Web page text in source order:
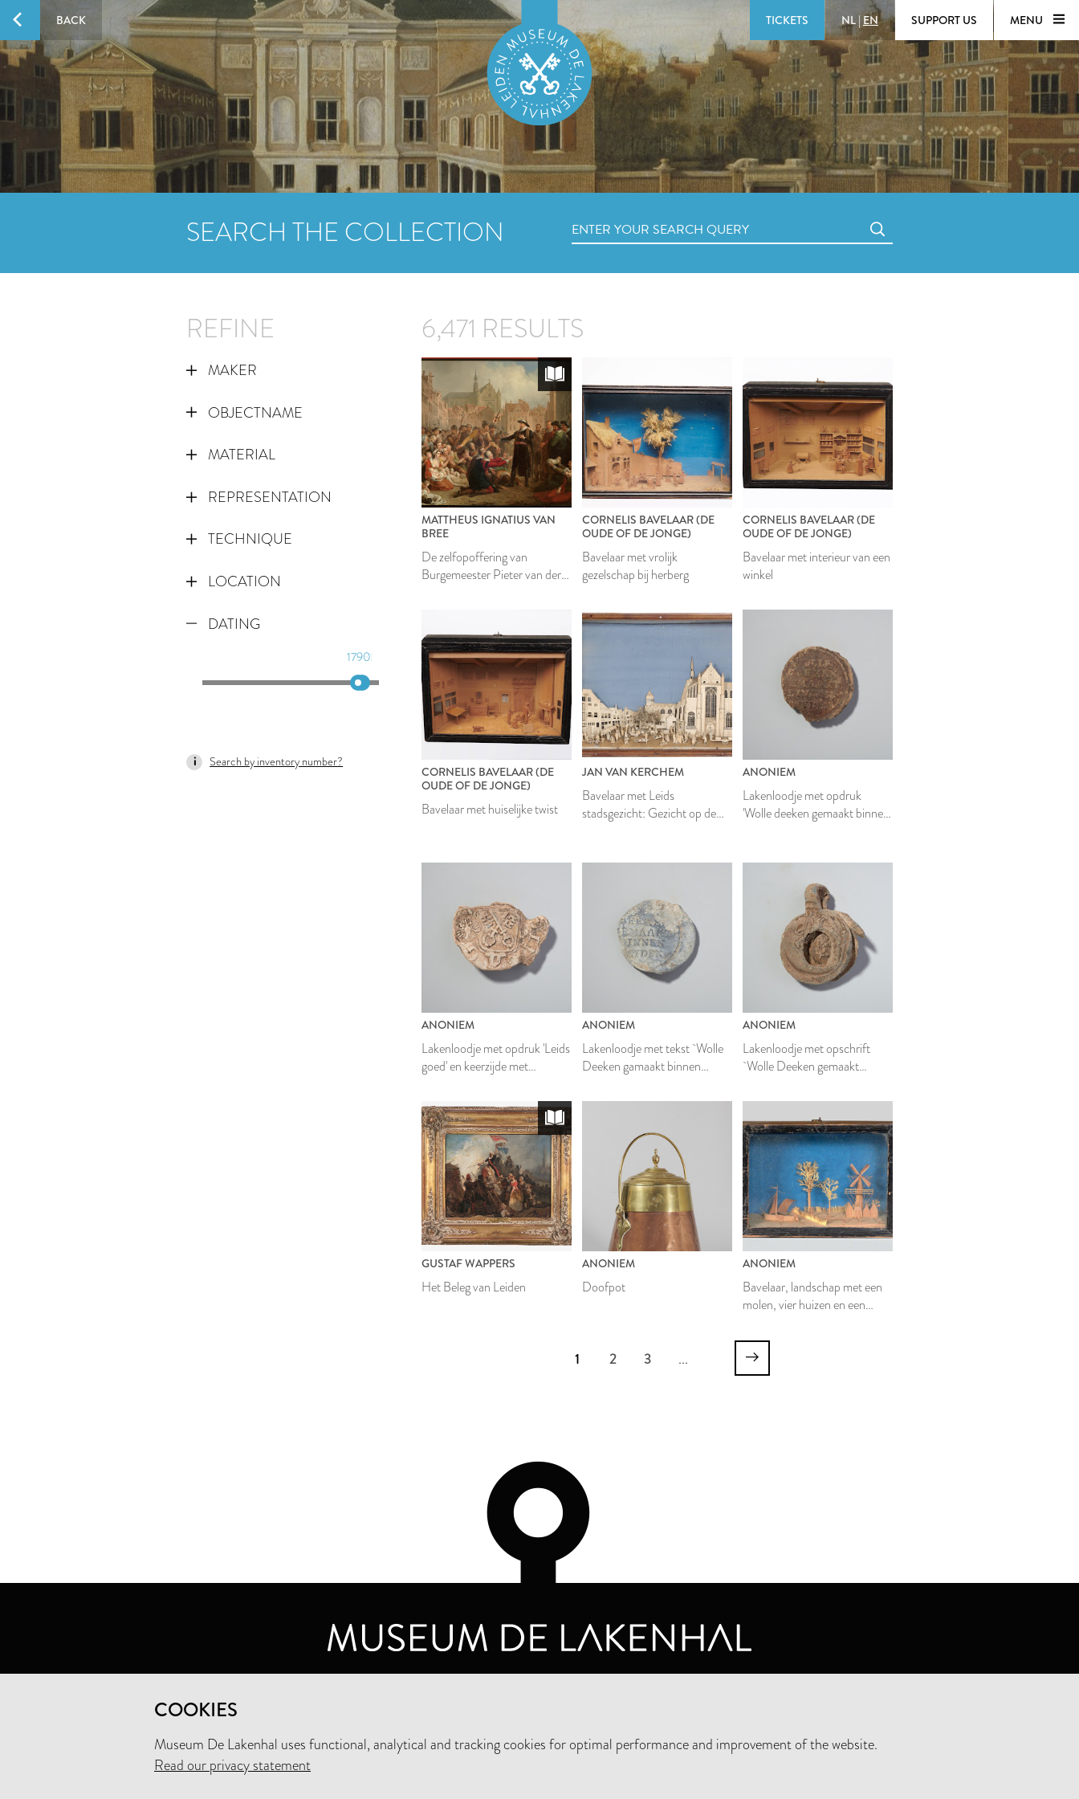
BACK TICKETS NL | EN SUPPORT US MENU
SEARCH THE COLLECTION
REFINE
MAKER
OBJECTNAME
MATERIAL
REPRESENTATION
TECHNIQUE
LOCATION
DATING
1790
1831
Search by inventory number?
6,471 RESULTS
MATTHEUS IGNATIUS VAN
BREE
De zelfopoffering van
Burgemeester Pieter van der
CORNELIS BAVELAAR (DE
OUDE OF DE JONGE)
Bavelaar met vrolijk
gezelschap bij herberg
CORNELIS BAVELAAR (DE
OUDE OF DE JONGE)
Bavelaar met interieur van een
winkel
CORNELIS BAVELAAR (DE
OUDE OF DE JONGE)
Bavelaar met huiselijke twist
JAN VAN KERCHEM
Bavelaar met Leids
stadsgezicht: Gezicht op de
ANONIEM
Lakenloodje met opdruk
'Wolle deeken gemaakt binnen
ANONIEM
Lakenloodje met opdruk 'Leids
goed' en keerzijde met
ANONIEM
Lakenloodje met tekst `Wolle
Deeken gamaakt binnen
ANONIEM
Lakenloodje met opschrift
`Wolle Deeken gemaakt
GUSTAF WAPPERS
Het Beleg van Leiden
ANONIEM
Doofpot
ANONIEM
Bavelaar, landschap met een
molen, vier huizen en een
1 2 3 ...
COOKIES
Museum De Lakenhal uses functional, analytical and tracking cookies for optimal performance and improvement of the website.
Read our privacy statement
MUSEUM DE LAKENHAL
OUDE SINGEL 32
+31 (0)71 5165360